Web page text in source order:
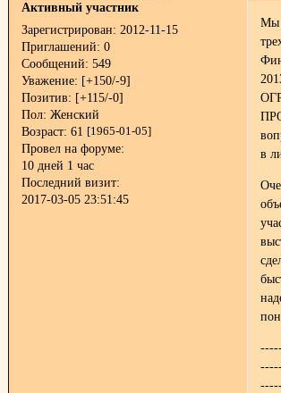
Активный участник
Зарегистрирован: 2012-11-15
Приглашений: 0
Сообщений: 549
Уважение: [+150/-9]
Позитив: [+115/-0]
Пол: Женский
Возраст: 61 [1965-01-05]
Провел на форуме:
10 дней 1 час
Последний визит:
2017-03-05 23:51:45
Мы
в